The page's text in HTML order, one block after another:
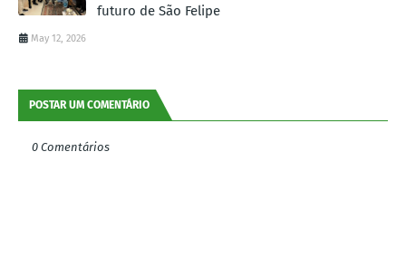
futuro de São Felipe
May 12, 2026
POSTAR UM COMENTÁRIO
0 Comentários